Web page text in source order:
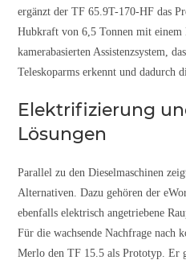
ergänzt der TF 65.9T-170-HF das
Hubkraft von 6,5 Tonnen mit
kamerabasierten Assistenzsystem,
Teleskoparms erkennt und dadurch
Elektrifizierung
Lösungen
Parallel zu den Dieselmaschinen
Alternativen. Dazu gehören der
ebenfalls elektrisch angetriebene
Für die wachsende Nachfrage nach
Merlo den TF 15.5 als Prototyp. Er